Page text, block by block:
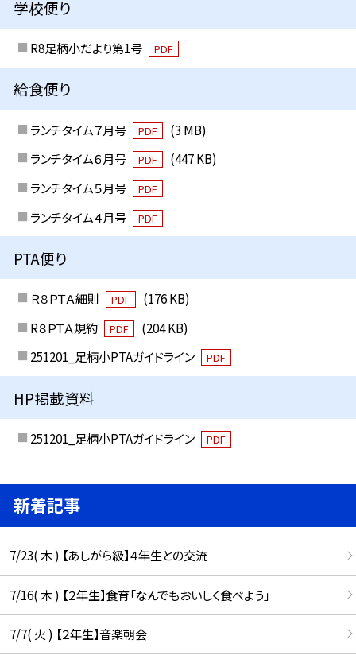
学校便り
R8足柄小だより第1号 PDF
給食便り
ランチタイム７月号 PDF
(3 MB)
ランチタイム６月号
PDF
(447 KB)
ランチタイム５月号
PDF
ランチタイム４月号 PDF
PTA便り
Ｒ８ＰＴＡ細則 PDF
(176 KB)
R８ＰＴＡ規約
PDF
(204 KB)
251201_足柄小PTAガイドライン
PDF
HP掲載資料
251201_足柄小PTAガイドライン PDF
新着記事
7/23( 木 ) 【あしがら級】４年生との交流
7/16( 木 ) 【２年生】食育「なんでもおいしく食べよう」
7/7( 火 ) 【２年生】音楽朝会